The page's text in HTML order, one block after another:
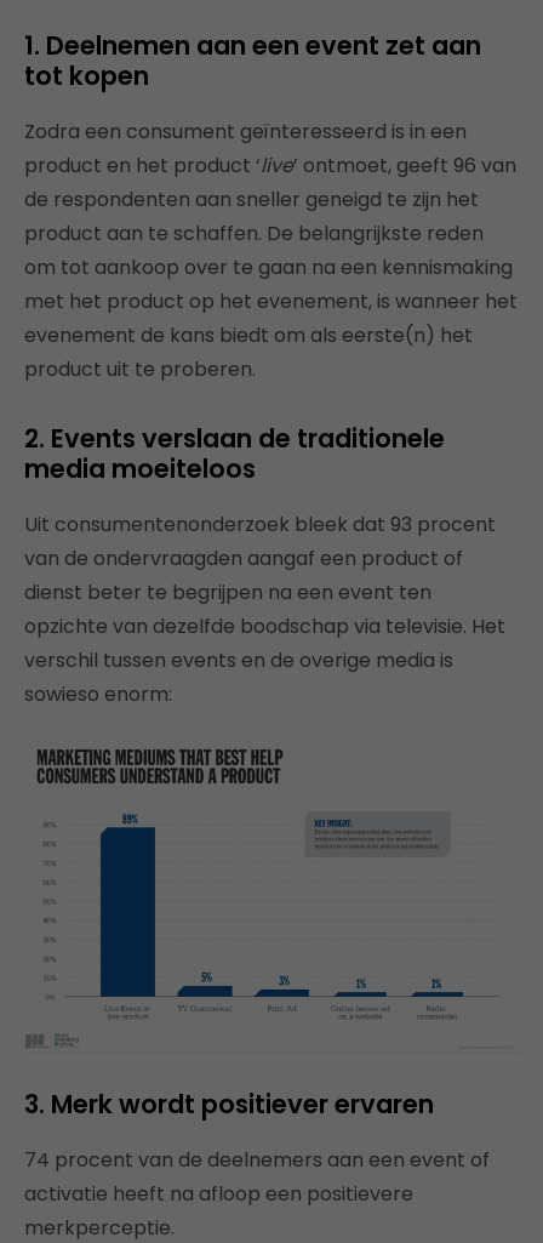
1. Deelnemen aan een event zet aan
tot kopen
Zodra een consument geïnteresseerd is in een
product en het product ‘live’ ontmoet, geeft 96 van
de respondenten aan sneller geneigd te zijn het
product aan te schaffen. De belangrijkste reden
om tot aankoop over te gaan na een kennismaking
met het product op het evenement, is wanneer het
evenement de kans biedt om als eerste(n) het
product uit te proberen.
2. Events verslaan de traditionele
media moeiteloos
Uit consumentenonderzoek bleek dat 93 procent
van de ondervraagden aangaf een product of
dienst beter te begrijpen na een event ten
opzichte van dezelfde boodschap via televisie. Het
verschil tussen events en de overige media is
sowieso enorm:
3. Merk wordt positiever ervaren
74 procent van de deelnemers aan een event of
activatie heeft na afloop een positievere
merkperceptie.